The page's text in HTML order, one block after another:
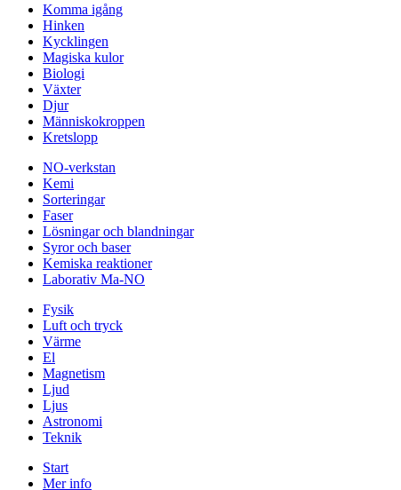
Komma igång
Hinken
Kycklingen
Magiska kulor
Biologi
Växter
Djur
Människokroppen
Kretslopp
NO-verkstan
Kemi
Sorteringar
Faser
Lösningar och blandningar
Syror och baser
Kemiska reaktioner
Laborativ Ma-NO
Fysik
Luft och tryck
Värme
El
Magnetism
Ljud
Ljus
Astronomi
Teknik
Start
Mer info